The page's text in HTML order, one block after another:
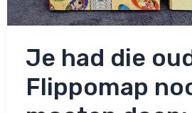
Je had die
Flippomap